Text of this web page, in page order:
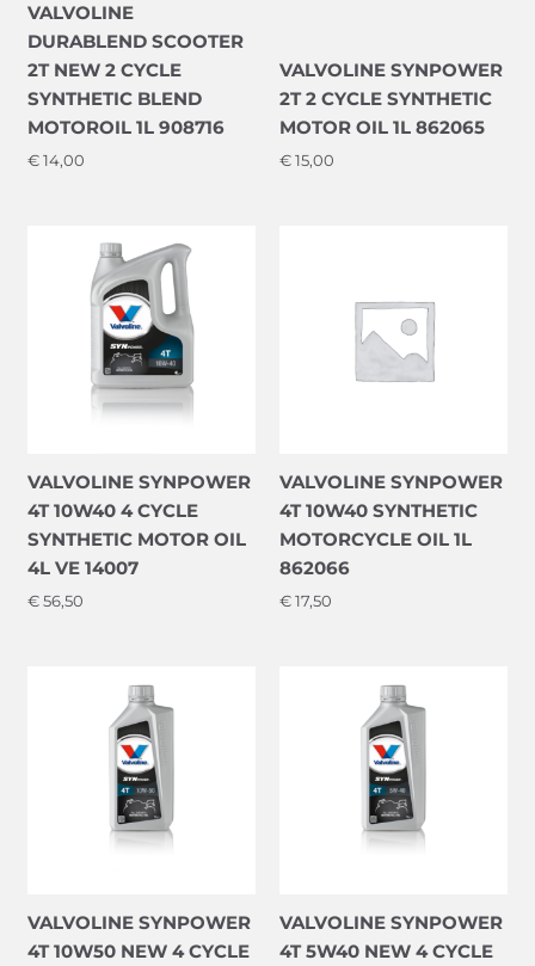
VALVOLINE
DURABLEND SCOOTER
2T NEW 2 CYCLE
SYNTHETIC BLEND
MOTOROIL 1L 908716
€14,00
VALVOLINE SYNPOWER
2T 2 CYCLE SYNTHETIC
MOTOR OIL 1L 862065
€15,00
VALVOLINE SYNPOWER
4T 10W40 4 CYCLE
SYNTHETIC MOTOR OIL
4L VE 14007
€56,50
VALVOLINE SYNPOWER
4T 10W40 SYNTHETIC
MOTORCYCLE OIL 1L
862066
€17,50
VALVOLINE SYNPOWER
4T 10W50 NEW 4 CYCLE
VALVOLINE SYNPOWER
4T 5W40 NEW 4 CYCLE